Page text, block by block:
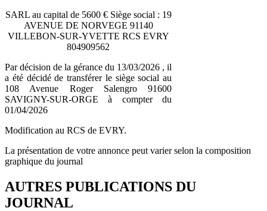
SARL au capital de 5600 € Siège social : 19
AVENUE DE NORVEGE 91140
VILLEBON-SUR-YVETTE RCS EVRY
804909562
Par décision de la gérance du 13/03/2026 , il
a été décidé de transférer le siège social au
108 Avenue Roger Salengro 91600
SAVIGNY-SUR-ORGE à compter du
01/04/2026
Modification au RCS de EVRY.
La présentation de votre annonce peut varier selon la composition
graphique du journal
AUTRES PUBLICATIONS DU
JOURNAL